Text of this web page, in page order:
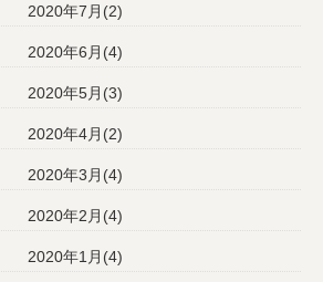
2020年7月(2)
2020年6月(4)
2020年5月(3)
2020年4月(2)
2020年3月(4)
2020年2月(4)
2020年1月(4)